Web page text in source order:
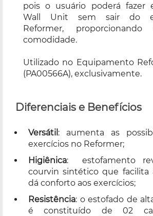
pois o usuário poderá fazer
Wall Unit sem sair do
Reformer,
comodidade.
Utilizado no Equipamento
(PA00566A), exclusivamente.
Diferenciais e Benefícios
Versátil : aumenta as
exercícios no Reformer;
Higiênica: estofamento
courvin sintético que facilita
dá conforto aos exercícios;
Resistência: o estofado de
é constituído de 02